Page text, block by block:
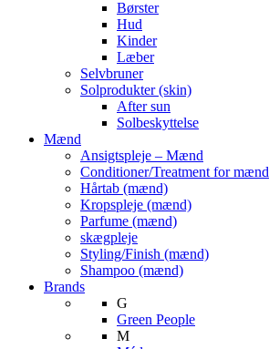
Børster
Hud
Kinder
Læber
Selvbruner
Solprodukter (skin)
After sun
Solbeskyttelse
Mænd
Ansigtspleje – Mænd
Conditioner/Treatment for mænd
Hårtab (mænd)
Kropspleje (mænd)
Parfume (mænd)
skægpleje
Styling/Finish (mænd)
Shampoo (mænd)
Brands
G
Green People
M